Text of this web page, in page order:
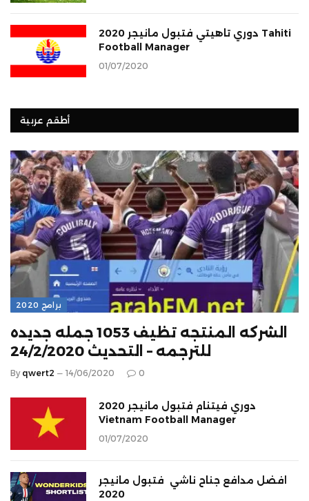
دوري تاهيتي فتبول مانيجر 2020 Tahiti
Football Manager
01/07/2020
أطقم عربية
برامج 2020
الشركه المنتجه تظيف 1053 جمله جديده
للترجمه – التحديث 24/2/2020
By qwert2 14/06/2020 0
دوري فيتنام فتبول مانيجر 2020
Vietnam Football Manager
01/07/2020
افضل مدافع جناح ناشي فتبول مانيجر
2020